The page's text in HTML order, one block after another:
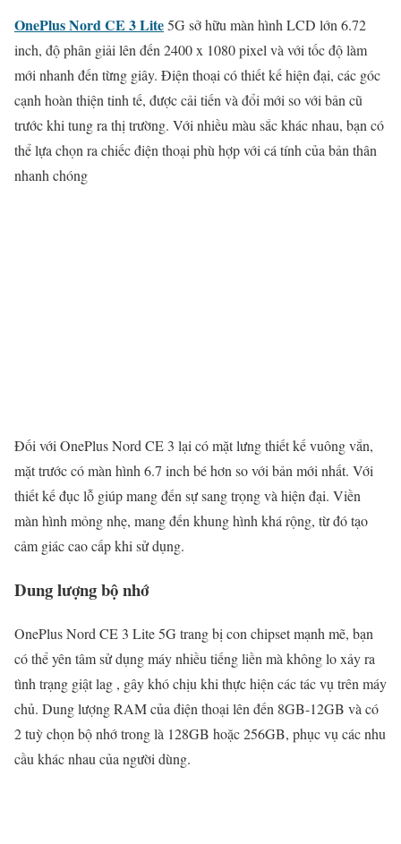
OnePlus Nord CE 3 Lite5G sở hữu màn hình LCD lớn 6.72
inch, độ phân giải lên đến 2400 x 1080 pixel và với tốc độ làm
mới nhanh đến từng giây. Điện thoại có thiết kế hiện đại, các góc
cạnh hoàn thiện tinh tế, được cải tiến và đổi mới so với bản cũ
trước khi tung ra thị trường. Với nhiều màu sắc khác nhau, bạn có
thể lựa chọn ra chiếc điện thoại phù hợp với cá tính của bản thân
nhanh chóng
Đối với OnePlus Nord CE 3 lại có mặt lưng thiết kế vuông vắn,
mặt trước có màn hình 6.7 inch bé hơn so với bản mới nhất. Với
thiết kế đục lỗ giúp mang đến sự sang trọng và hiện đại. Viền
màn hình mỏng nhẹ, mang đến khung hình khá rộng, từ đó tạo
cảm giác cao cấp khi sử dụng.
Dung lượng bộ nhớ
OnePlus Nord CE 3 Lite 5G trang bị con chipset mạnh mẽ, bạn
có thể yên tâm sử dụng máy nhiều tiếng liền mà không lo xảy ra
tình trạng giật lag , gây khó chịu khi thực hiện các tác vụ trên máy
chủ. Dung lượng RAM của điện thoại lên đến 8GB-12GB và có
2 tuỳ chọn bộ nhớ trong là 128GB hoặc 256GB, phục vụ các nhu
cầu khác nhau của người dùng.